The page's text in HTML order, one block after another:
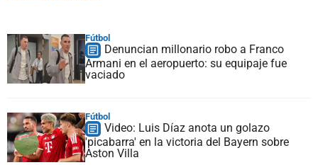
Fútbol
Denuncian millonario robo a Franco
Armani en el aeropuerto: su equipaje fue
vaciado
Fútbol
Video: Luis Díaz anota un golazo
'picabarra' en la victoria del Bayern sobre
Aston Villa